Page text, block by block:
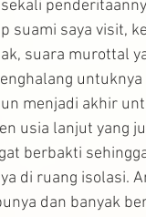
suami saya visit,
suara murottal
menjadi akhir
usia lanjut yang
berbakti
di ruang isolasi.
dan banyak